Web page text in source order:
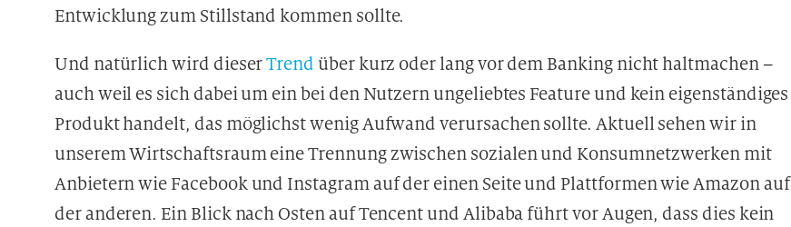
n
d
i
e
a
t
Entwicklung zum Stillstand kommen sollte.
Und natürlich wird dieserTrend über kurz oder lang vor dem Banking nicht haltmachen –
auch weil es sich dabei um ein bei den Nutzern ungeliebtes Feature und kein eigenständiges
Produkt handelt, das möglichst wenig Aufwand verursachen sollte. Aktuell sehen wir in
unserem Wirtschaftsraum eine Trennung zwischen sozialen und Konsumnetzwerken mit
Anbietern wie Facebook und Instagram auf der einen Seite und Plattformen wie Amazon auf
der anderen. Ein Blick nach Osten auf Tencent und Alibaba führt vor Augen, dass dies kein